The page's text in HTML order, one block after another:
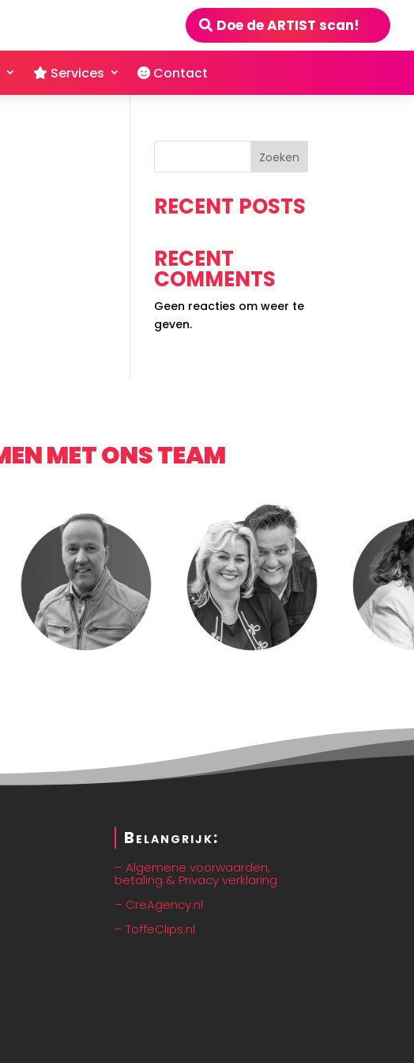
Doe de ARTIST scan!
Services Contact
Zoeken
RECENT POSTS
RECENT
COMMENTS
Geen reacties om weer te
geven.
MET ONS TEAM
Belangrijk:
– Algemene voorwaarden,
betaling & Privacy verklaring
– CreAgency.nl
– ToffeClips.nl